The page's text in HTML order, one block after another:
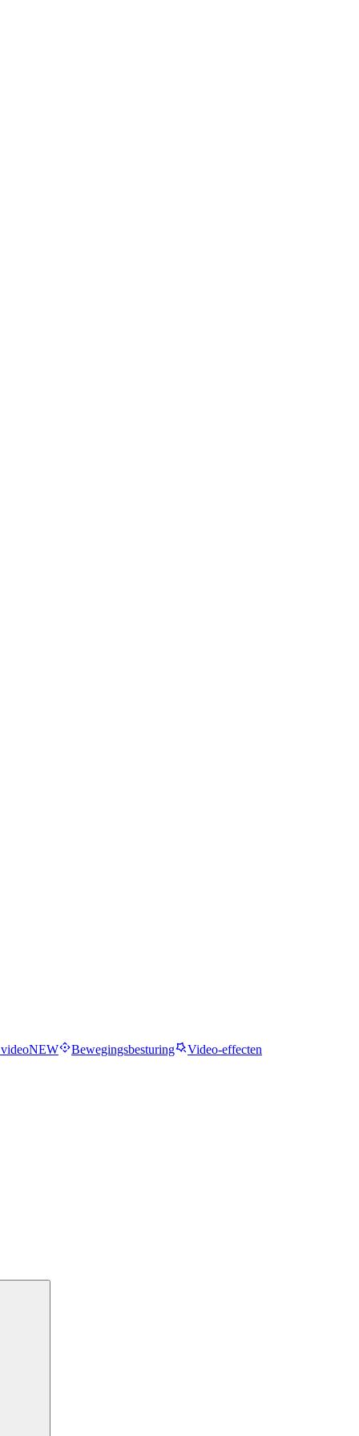
NEW Bewegingsbesturing Video-effecten